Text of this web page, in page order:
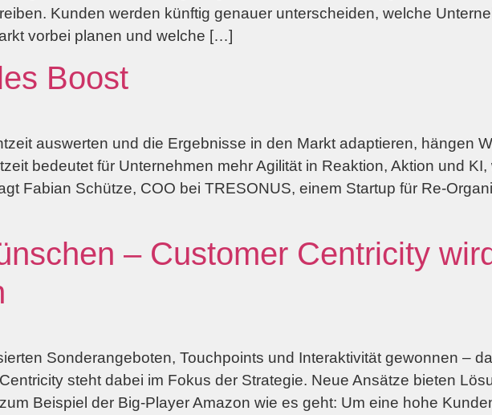
Kunden werden künftig genauer unterscheiden, welche
vorbei planen und welche […]
Boost
auswerten und die Ergebnisse in den Markt adaptieren, hängen
bedeutet für Unternehmen mehr Agilität in Reaktion, Aktion und
Fabian Schütze, COO bei TRESONUS, einem Startup für Re-
– Customer Centricity
Sonderangeboten, Touchpoints und Interaktivität gewonnen –
steht dabei im Fokus der Strategie. Neue Ansätze bieten
Beispiel der Big-Player Amazon wie es geht: Um eine hohe